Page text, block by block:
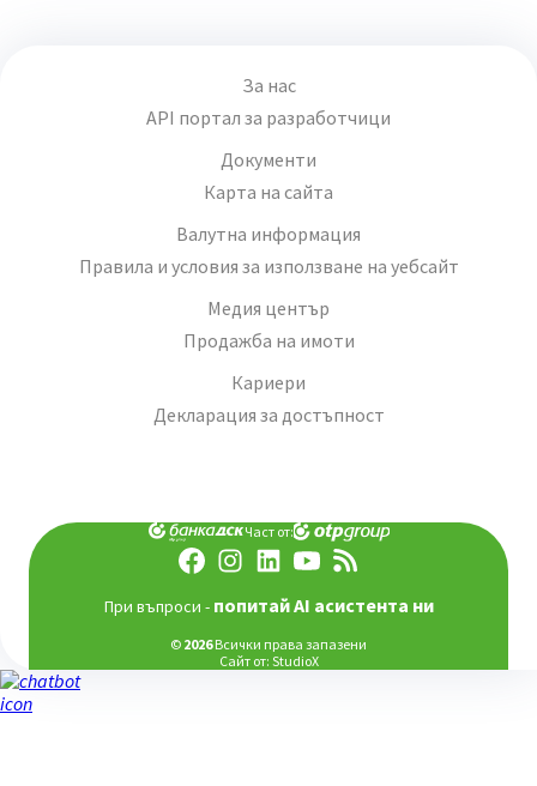
За нас
API портал за разработчици
Документи
Карта на сайта
Валутна информация
Правила и условия за използване на уебсайт
Медия център
Продажба на имоти
Кариери
Декларация за достъпност
Част от:
При въпроси - попитай AI асистента ни
© 2026Всички права запазени
Сайт от: StudioX